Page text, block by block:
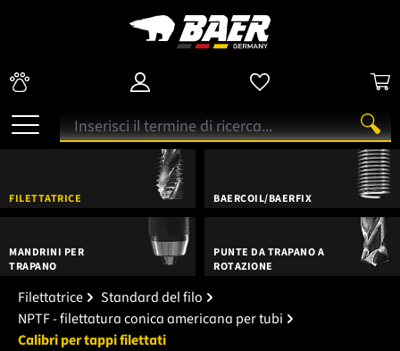
FILETTATRICE BAERCOIL/BAERFIX
MANDRINI PER
TRAPANO
PUNTE DA TRAPANO A
ROTAZIONE
Filettatrice
Standard del filo
NPTF - filettatura conica americana per tubi
Calibri per tappi filettati